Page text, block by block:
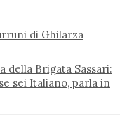
di Ghilarza
della Brigata Sassari:
sei Italiano, parla in